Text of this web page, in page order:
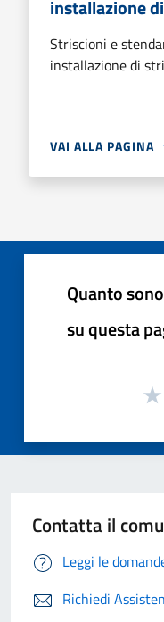
installazione
Striscioni e
installazione di
VAI ALLA PAGINA
Quanto
su questa
Contatta il
Leggi le
Richiedi